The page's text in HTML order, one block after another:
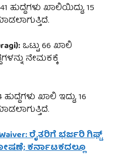
41 ಹುದ್ದೆಗಳು ಖಾಲಿಯಿದ್ದು, 15
ಒಟ್ಟು 66 ಖಾಲಿ
ನೇಮಕಕ್ಕೆ
ಹುದ್ದೆಗಳು ಖಾಲಿ ಇದ್ದು, 16
ರೈತರಿಗೆ ಭರ್ಜರಿ ಗಿಫ್ಟ್
ಕರ್ನಾಟಕದಲ್ಲೂ